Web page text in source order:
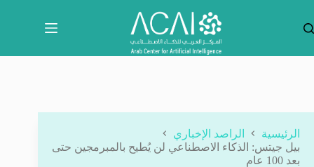
المحتوى
الرئيسية
الراصد الإخباري
بيل جيتس: الذكاء الاصطناعي لن يُطيح بالمبرمجين حتى
بعد 100 عام